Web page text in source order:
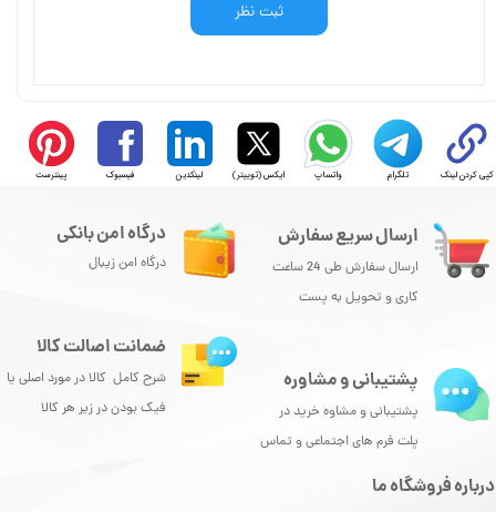
ثبت نظر
کپی کردن لینک تلگرام واتساپ ایکس (توییتر) لینکدین فیسبوک پینترست
ارسال سریع سفارش
ارسال سفارش طی 24 ساعت
کاری و تحویل به پست
درباره فروشگاه ما
درگاه امن بانکی
درگاه امن زیبال
پشتیبانی و مشاوره
پشتیبانی و مشاوه خرید در
پلت فرم های اجتماعی و تماس
ضمانت اصالت کالا
شرح کامل کالا در مورد اصلی یا
فیک بودن در زیر هر کالا